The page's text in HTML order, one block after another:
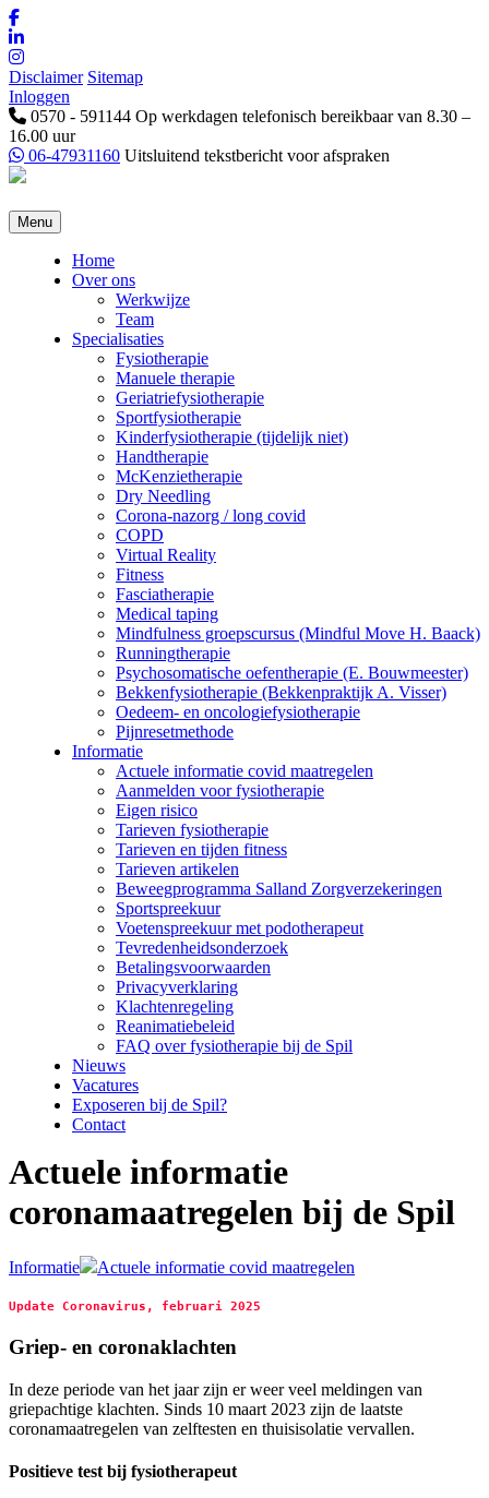
Disclaimer Sitemap
Inloggen
0570 - 591144 Op werkdagen telefonisch bereikbaar van 8.30 –
16.00 uur
06-47931160 Uitsluitend tekstbericht voor afspraken
Menu
Home
Over ons
Werkwijze
Team
Specialisaties
Fysiotherapie
Manuele therapie
Geriatriefysiotherapie
Sportfysiotherapie
Kinderfysiotherapie (tijdelijk niet)
Handtherapie
McKenzietherapie
Dry Needling
Corona-nazorg / long covid
COPD
Virtual Reality
Fitness
Fasciatherapie
Medical taping
Mindfulness groepscursus (Mindful Move H. Baack)
Runningtherapie
Psychosomatische oefentherapie (E. Bouwmeester)
Bekkenfysiotherapie (Bekkenpraktijk A. Visser)
Oedeem- en oncologiefysiotherapie
Pijnresetmethode
Informatie
Actuele informatie covid maatregelen
Aanmelden voor fysiotherapie
Eigen risico
Tarieven fysiotherapie
Tarieven en tijden fitness
Tarieven artikelen
Beweegprogramma Salland Zorgverzekeringen
Sportspreekuur
Voetenspreekuur met podotherapeut
Tevredenheidsonderzoek
Betalingsvoorwaarden
Privacyverklaring
Klachtenregeling
Reanimatiebeleid
FAQ over fysiotherapie bij de Spil
Nieuws
Vacatures
Exposeren bij de Spil?
Contact
Actuele informatie
coronamaatregelen bij de Spil
Informatie Actuele informatie covid maatregelen
Update Coronavirus, februari 2025
Griep- en coronaklachten
In deze periode van het jaar zijn er weer veel meldingen van
griepachtige klachten. Sinds 10 maart 2023 zijn de laatste
coronamaatregelen van zelftesten en thuisisolatie vervallen.
Positieve test bij fysiotherapeut